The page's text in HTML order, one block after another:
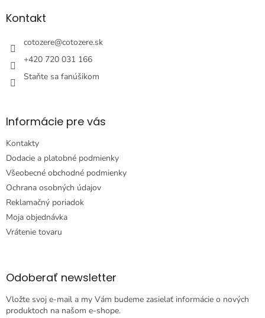
äKontakt
cotozere@cotozere.sk
+420 720 031 166
Staňte sa fanúšikom
Informácie pre vás
Kontakty
Dodacie a platobné podmienky
Všeobecné obchodné podmienky
Ochrana osobných údajov
Reklamačný poriadok
Moja objednávka
Vrátenie tovaru
Odoberať newsletter
Vložte svoj e-mail a my Vám budeme zasielať informácie o nových
produktoch na našom e-shope.